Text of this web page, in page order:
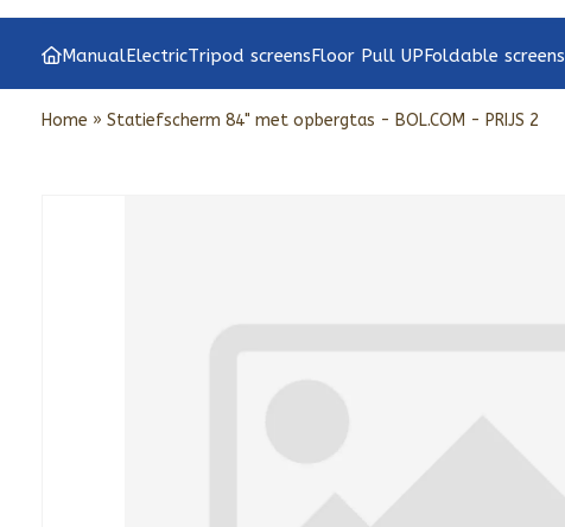
ManualElectricTripod screensFloor Pull UPFoldable screens
Home » Statiefscherm 84" met opbergtas - BOL.COM - PRIJS 2